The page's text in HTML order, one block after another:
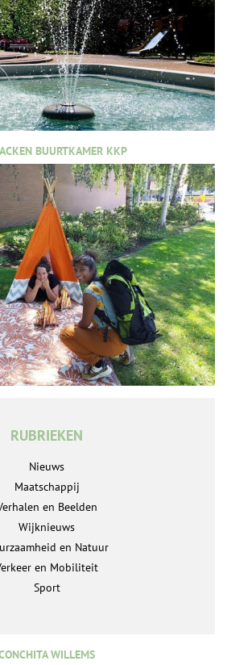
BUURTKAMER KKP
RUBRIEKEN
Nieuws
Maatschappij
en Beelden
Wijknieuws
en Natuur
en Mobiliteit
Sport
WILLEMS